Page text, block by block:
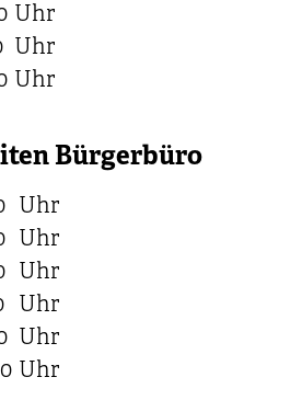
Uhr
Uhr
Uhr
Bürgerbüro
Uhr
Uhr
Uhr
Uhr
Uhr
Uhr